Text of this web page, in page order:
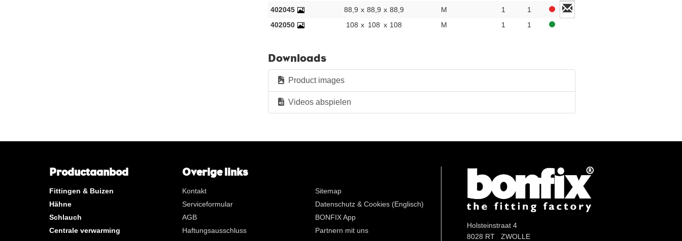
Neue Produkte
402045 88,9 x 88,9 x 88,9 M 1
1
402050
108 x 108 x 108 M 1 1
Downloads
Product images
Videos abspielen
Productaanbod
Fittingen & Buizen
Hähne
Schlauch
Centrale verwarming
Overige links
Kontakt
Serviceformular
AGB
Haftungsausschluss
Sitemap
Datenschutz & Cookies (Englisch)
BONFIX App
Partnern mit uns
Holsteinstraat 4
8028 RT ZWOLLE